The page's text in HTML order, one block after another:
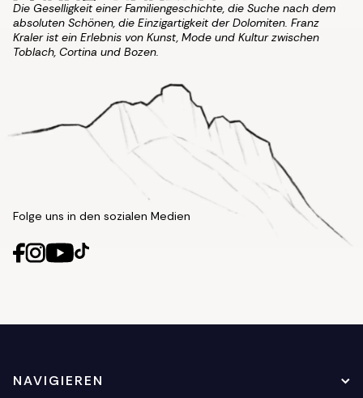
Die Geselligkeit einer Familiengeschichte, die Suche nach dem
absoluten Schönen, die Einzigartigkeit der Dolomiten. Franz
Kraler ist ein Erlebnis von Kunst, Mode und Kultur zwischen
Toblach, Cortina und Bozen.
Folge uns in den sozialen Medien
NAVIGIEREN